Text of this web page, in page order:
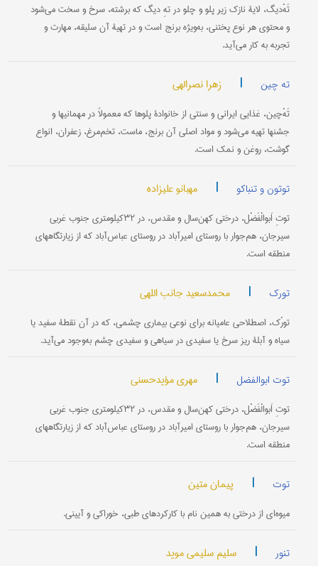
تَهْ‌دیگ، لایۀ نازک زیر پلو و چلو در تهِ دیگ که برشته، سرخ و سخت می‌شود
و محتوی هر نوع پختنی، به‌ویژه برنج است و در تهیۀ آن سلیقه، مهارت و
تجربه به کار می‌آید.
ته چین | زهرا نصرالهی
تَهْ‌چین، غذایی ایرانی و سنتی از خانوادۀ پلوها که معمولاً در مهمانیها و
جشنها تهیه می‌شود و مواد اصلی آن برنج، ماست، تخم‌مرغ، زعفران، انواع
گوشت، روغن و نمک است.
توتون و تنباکو | مهبانو علیزاده
توتِ اَبوالْفَضْل، درختی کهن‌سال و مقدس، در ۳۲کیلومتری جنوب غربی
سیرجان، هم‌جوار با روستای امیرآباد در روستای عباس‌آباد که از زیارتگاههای
منطقه است.
تورک | محمدسعید جانب اللهی
تورْک، اصطلاحی عامیانه برای نوعی بیماری چشمی، که در آن نقطۀ سفید یا
سیاه و آبلۀ ریز سرخ یا سفیدی در سیاهی و سفیدی چشم به‌وجود می‌آید.
توت ابوالفضل | مهری مؤیدحسنی
توتِ اَبوالْفَضْل، درختی کهن‌سال و مقدس، در ۳۲کیلومتری جنوب غربی
سیرجان، هم‌جوار با روستای امیرآباد در روستای عباس‌آباد که از زیارتگاههای
منطقه است.
توت | پیمان متین
میوه‌ای از درختی به همین نام با کارکردهای طبی، خوراکی و آیینی.
تنور | سلیم سلیمی موید